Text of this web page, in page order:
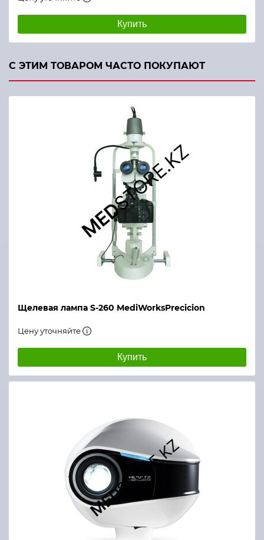
Купить
С ЭТИМ ТОВАРОМ ЧАСТО ПОКУПАЮТ
Щелевая лампа S-260 MediWorksPrecicion
Цену уточняйте
Купить